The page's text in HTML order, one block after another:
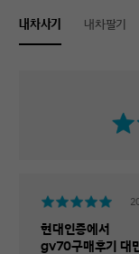
내차사기 내차팔기
현대인증에서
gv70구매후기 대